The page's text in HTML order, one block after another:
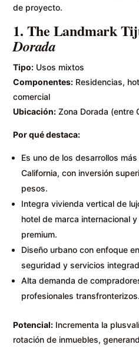
de proyecto.
1. The Landmark
Dorada
Tipo: Usos mixtos
Componentes: Residencias,
comercial
Ubicación: Zona Dorada (entre
Por qué destaca:
Es uno de los desarrollos
California, con inversión
pesos.
Integra vivienda vertical de
hotel de marca internacional
premium.
Diseño urbano con enfoque
seguridad y servicios
Alta demanda de
profesionales transfronterizos.
Potencial: Incrementa la
rotación de inmuebles,